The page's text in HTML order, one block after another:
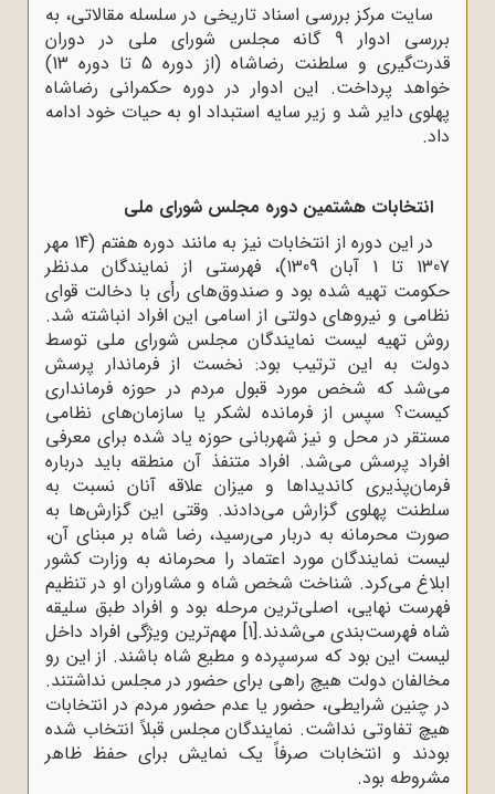
سایت مرکز بررسی اسناد تاریخی در سلسله مقالاتی، به
بررسی ادوار 9 گانه مجلس شورای ملی در دوران
قدرت‌گیری و سلطنت رضاشاه (از دوره 5 تا دوره 13)
خواهد پرداخت. این ادوار در دوره حکمرانی رضاشاه
پهلوی دایر شد و زیر سایه استبداد او به حیات خود ادامه
داد.
انتخابات هشتمین دوره مجلس شورای ملی
در این دوره از انتخابات نیز به مانند دوره هفتم (14 مهر
1307 تا 1 آبان 1309)، فهرستی از نمایندگان مدنظر
حکومت تهیه شده بود و صندوق‌های رأی با دخالت قوای
نظامی و نیروهای دولتی از اسامی این افراد انباشته شد.
روش تهیه لیست نمایندگان مجلس شورای ملی توسط
دولت به این ترتیب بود: نخست از فرماندار پرسش
می‌شد که شخص مورد قبول مردم در حوزه فرمانداری
کیست؟ سپس از فرمانده لشکر یا سازمان‌های نظامی
مستقر در محل و نیز شهربانی حوزه یاد شده برای معرفی
افراد پرسش می‌‌شد. افراد متنفذ آن منطقه باید درباره
فرمان‌پذیری کاندیداها و میزان علاقه آنان نسبت به
سلطنت پهلوی گزارش می‌دادند. وقتی این گزارش‌ها به
صورت محرمانه به دربار می‌رسید، رضا شاه بر مبنای آن،
لیست نمایندگان مورد اعتماد را محرمانه به وزارت کشور
ابلاغ می‌کرد. شناخت شخص شاه و مشاوران او در تنظیم
فهرست نهایی، اصلی‌ترین مرحله بود و افراد طبق سلیقه
شاه فهرست‌بندی می‌شدند.[1] مهم‌ترین ویژگی افراد داخل
لیست این بود که سرسپرده و مطیع شاه باشند. از این رو
مخالفان دولت هیچ راهی برای حضور در مجلس نداشتند.
در چنین شرایطی، حضور یا عدم حضور مردم در انتخابات
هیچ تفاوتی نداشت. نمایندگان مجلس قبلاً انتخاب شده
بودند و انتخابات صرفاً یک نمایش برای حفظ ظاهر
مشروطه بود.